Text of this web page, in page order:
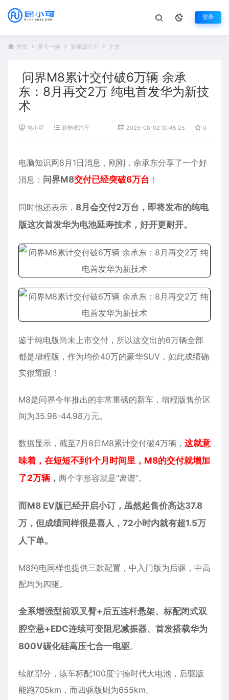
登录
首页 爱车一族 新能源汽车 正文
问界M8累计交付破6万辆 余承
东：8月再交2万 纯电首发华为新技
术
包小可 新能源汽车 2025-08-02 10:45:25 0
电脑知识网8月1日消息，刚刚，余承东分享了一个好
消息： 问界M8交付已经突破6万台 ！
同时他还表示， 8月会交付2万台，即将发布的纯电
版这次首发华为电池延寿技术，好开更耐开。
鉴于纯电版尚未上市交付，所以这交出的6万辆全部
都是增程版，作为均价40万的豪华SUV，如此成绩确
实很耀眼！
M8是问界今年推出的非常重磅的新车，增程版售价区
间为35.98-44.98万元。
数据显示，截至7月8日M8累计交付破4万辆， 这就意
味着，在短短不到1个月时间里，M8的交付就增加
了2万辆 ， 两个字形容就是“离谱”。
而M8 EV版已经开启小订，虽然起售价高达37.8
万，但成绩同样很是喜人，72小时内就有超1.5万
人下单。
M8纯电同样也提供三款配置，中入门版为后驱，中高
配均为四驱。
全系增强型前双叉臂+后五连杆悬架、标配闭式双
腔空悬+EDC连续可变阻尼减振器、首发搭载华为
800V碳化硅高压七合一电驱。
续航部分，该车标配100度宁德时代大电池，后驱版
能跑705km，而四驱版则为655km。